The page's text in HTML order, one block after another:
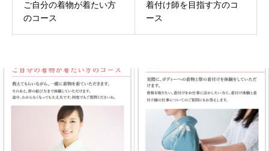
ご自分の着物が着たい方
のコース
着付け師を目指す方のコ
ース